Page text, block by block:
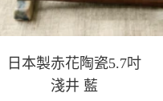
日本製赤花陶瓷5.7吋
淺井 藍